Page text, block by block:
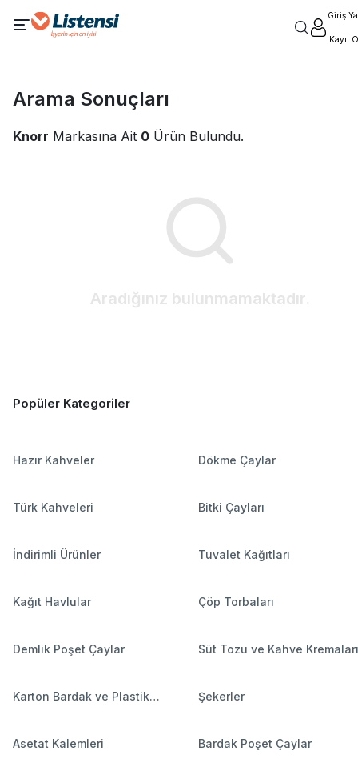
Giriş
Kayıt
Arama Sonuçları
Knorr Markasına Ait 0 Ürün Bulundu.
Aradığınız bulunmamaktadır.
Popüler Kategoriler
Hazır Kahveler Dökme Çaylar
Türk Kahveleri Bitki Çayları
İndirimli Ürünler Tuvalet Kağıtları
Kağıt Havlular Çöp Torbaları
Demlik Poşet Çaylar Süt Tozu ve Kahve Kremaları
Karton Bardak ve Plastik
Şekerler
Asetat Kalemleri Bardak Poşet Çaylar